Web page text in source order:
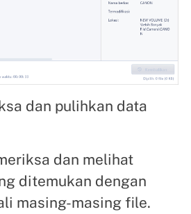
dan pulihkan data
dan melihat
ditemukan dengan
masing-masing file.